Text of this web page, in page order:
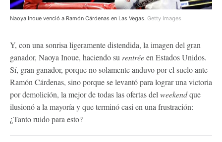
Naoya Inoue venció a Ramón Cárdenas en Las Vegas. Getty Images
Y, con una sonrisa ligeramente distendida, la imagen del gran
ganador, Naoya Inoue, haciendo su rentréeen Estados Unidos.
Sí, gran ganador, porque no solamente anduvo por el suelo ante
Ramón Cárdenas, sino porque se levantó para lograr una victoria
por demolición, la mejor de todas las ofertas del weekendque
ilusionó a la mayoría y que terminó casi en una frustración:
¿Tanto ruido para esto?